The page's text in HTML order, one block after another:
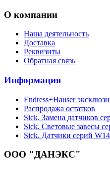
О компании
Наша деятельность
Доставка
Реквизиты
Обратная связь
Информация
Endress+Hauser
Распродажа остатков
Sick. Замена датчиков
Sick. Световые завесы
Sick. Датчики серий
ООО "ДАНЭКС"